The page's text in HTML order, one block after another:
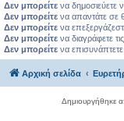
Δεν μπορείτε να δημοσιεύετε
Δεν μπορείτε να απαντάτε σε
Δεν μπορείτε να
Δεν μπορείτε να διαγράφετε
Δεν μπορείτε να
Αρχική σελίδα
Δημιουργήθηκε